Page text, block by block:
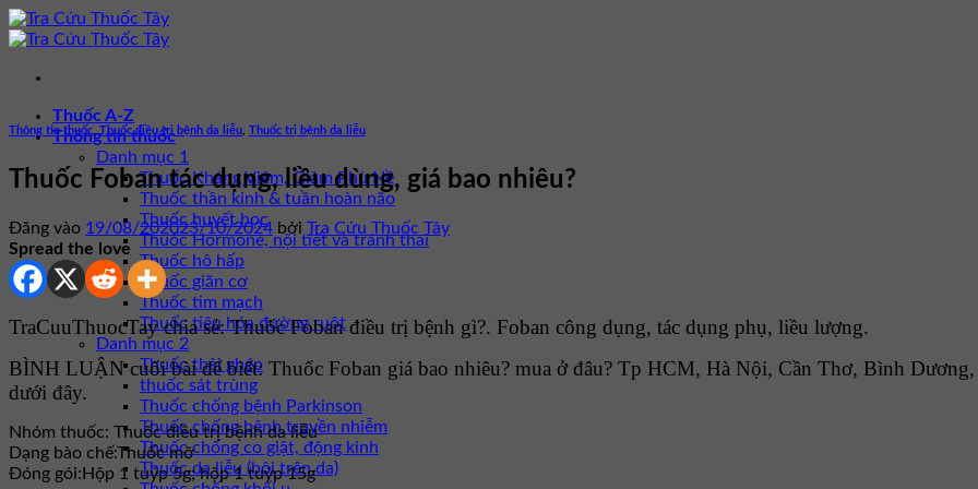
Bỏ
qua
dung
Thuốc A-Z
Thông tin thuốc
Danh mục 1
Thuốc Kháng Viêm, Giảm Phù Nề
Thuốc thần kinh & tuần hoàn não
Thuốc huyết học
Thuốc Hormone, nội tiết và tránh thai
Thuốc hô hấp
Thuốc giãn cơ
Thuốc tim mạch
Thuốc tiêu hóa đường ruột
Danh mục 2
Thuốc thải ghép
thuốc sát trùng
Thuốc chống bệnh Parkinson
Thuốc chống bệnh truyền nhiễm
Thuốc chống co giật, động kinh
Thuốc da liễu (bôi trên da)
Thông tin thuốc Thuốc điều trị bệnh da liễu Thuốc trị bệnh da liễu
Thuốc Foban tác dụng, liều dùng, giá bao nhiêu?
Đăng vào 19/08/202023/10/2024 bởi Tra Cứu Thuốc Tây
Spread the love
TraCuuThuocTay chia sẻ: Thuốc Foban điều trị bệnh gì?. Foban công dụng, tác dụng phụ, liều lượng.
BÌNH LUẬN cuối bài để biết: Thuốc Foban giá bao nhiêu? mua ở đâu? Tp HCM, Hà Nội, Cần Thơ, Bình
dưới đây.
Nhóm thuốc: Thuốc điều trị bệnh da liễu
Dạng bào chế:Thuốc mỡ
Đóng gói: Hộp 1 tuýp 5g; hộp 1 tuýp 15g